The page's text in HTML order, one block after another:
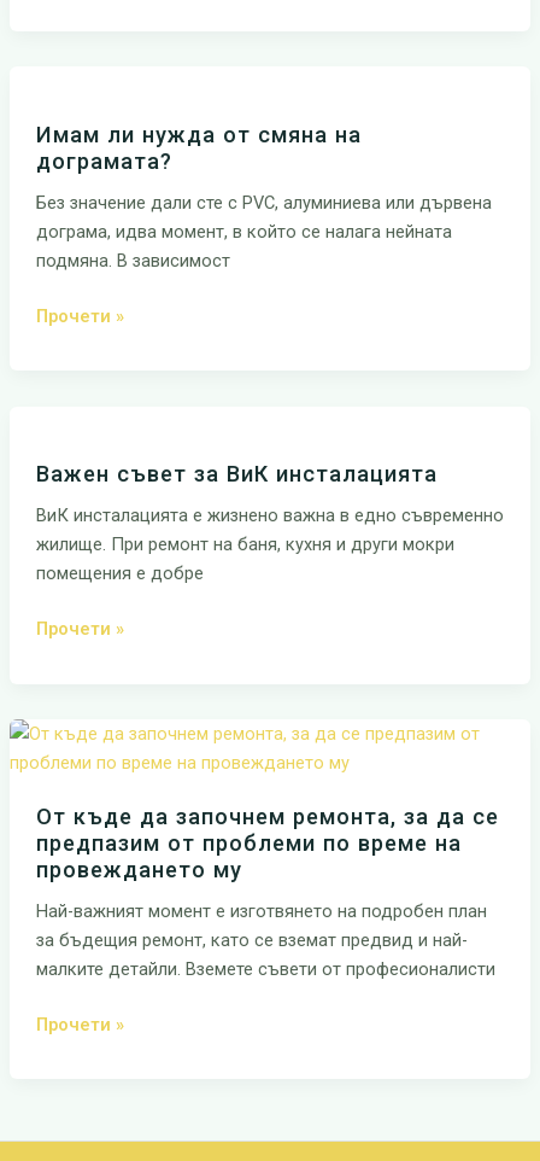
Имам ли нужда от смяна на
дограмата?
Без значение дали сте с PVC, алуминиева или дървена
дограма, идва момент, в който се налага нейната
подмяна. В зависимост
нужда
от
смяна
на
дограмата?
Прочети »
Важен съвет за ВиК инсталацията
ВиК инсталацията е жизнено важна в едно съвременно
жилище. При ремонт на баня, кухня и други мокри
помещения е добре
за
ВиК
инсталацията
Прочети »
От къде да започнем ремонта, за да се
предпазим от проблеми по време на
провеждането му
Най-важният момент е изготвянето на подробен план
за бъдещия ремонт, като се вземат предвид и най-
малките детайли. Вземете съвети от професионалисти
От
къде
започнем
ремонта,
за
да
се
предпазим
проблеми
провеждането
Прочети »